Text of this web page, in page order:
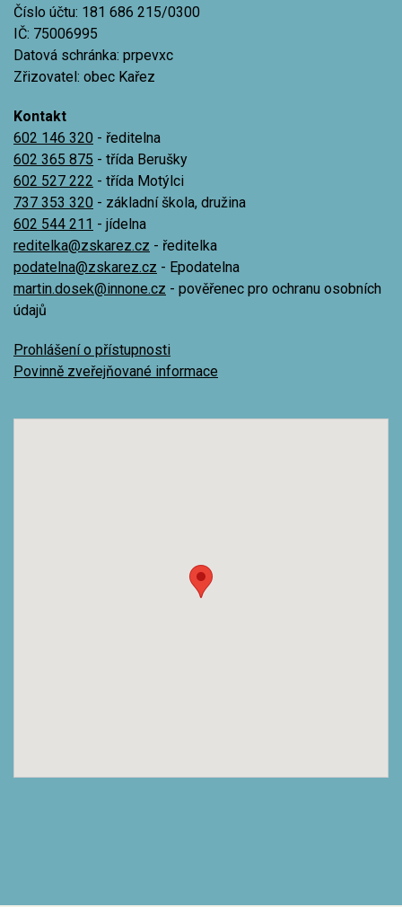
Číslo účtu: 181 686 215/0300
IČ: 75006995
Datová schránka: prpevxc
Zřizovatel: obec Kařez
Kontakt
602 146 320 - ředitelna
602 365 875 - třída Berušky
602 527 222 - třída Motýlci
737 353 320 - základní škola, družina
602 544 211 - jídelna
reditelka@zskarez.cz - ředitelka
podatelna@zskarez.cz - Epodatelna
martin.dosek@innone.cz - pověřenec pro ochranu osobních
údajů
Prohlášení o přístupnosti
Povinně zveřejňované informace